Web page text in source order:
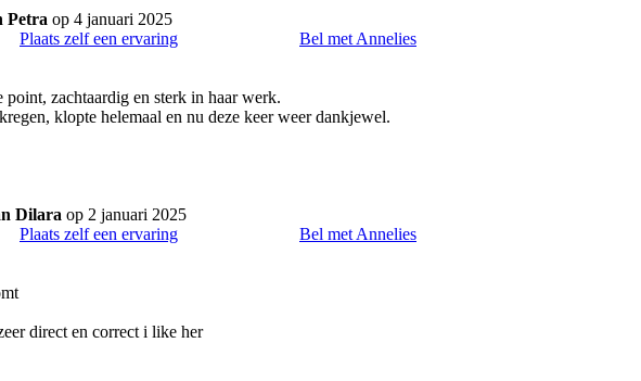
Petra op 4 januari 2025
Plaats zelf een ervaring
Bel met Annelies
zachtaardig en sterk in haar werk.
klopte helemaal en nu deze keer weer dankjewel.
Dilara op 2 januari 2025
Plaats zelf een ervaring
Bel met Annelies
direct en correct i like her